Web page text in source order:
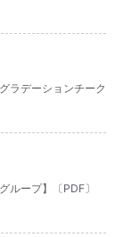
ラデーションチーク
ループ】〔PDF〕